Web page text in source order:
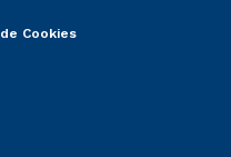
Cookies